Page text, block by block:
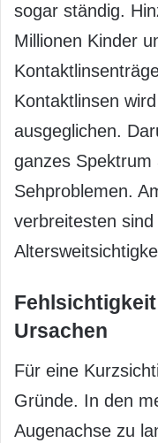
sogar ständig.
Millionen Kinder
Kontaktlinsen
ausgeglichen.
ganzes Spektrum
Sehproblemen.
verbreitesten
Ursachen
Für eine
Gründe. In den
Augenachse zu